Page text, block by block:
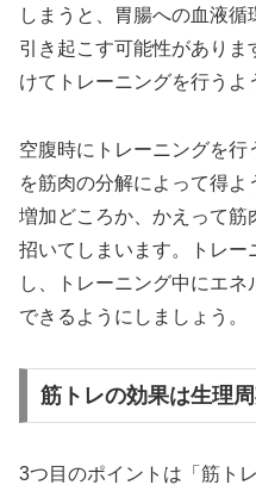
しまうと、胃腸への血液
引き起こす可能性があり
けてトレーニングを行うよ
空腹時にトレーニングを
を筋肉の分解によって得
増加どころか、かえって筋
招いてしまいます。トレー
し、トレーニング中にエ
できるようにしましょう。
筋トレの効果は生理
3つ目のポイントは「筋ト